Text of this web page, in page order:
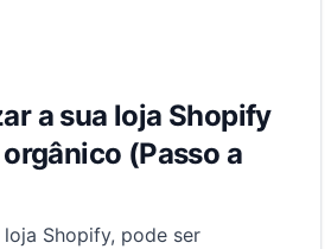
a sua loja Shopify
(Passo a
Shopify, pode ser